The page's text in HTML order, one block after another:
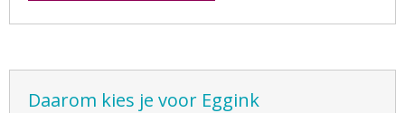
Daarom kies je voor Eggink